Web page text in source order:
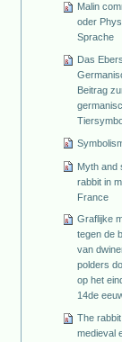
Malin
oder
Sprache
Das
Beitrag
Myth and
rabbit in
France
Graflijke
tegen de
van
polders
op het
14de
The
medieval